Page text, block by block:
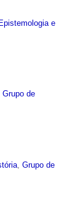
e
Grupo de
,Grupo de